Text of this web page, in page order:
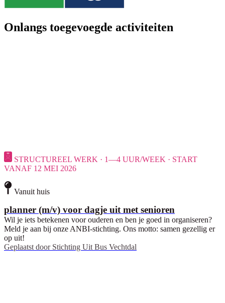
Onlangs toegevoegde activiteiten
STRUCTUREEL WERK · 1—4 UUR/WEEK · START
VANAF 12 MEI 2026
Vanuit huis
planner (m/v) voor dagje uit met senioren
Wil je iets betekenen voor ouderen en ben je goed in organiseren?
Meld je aan bij onze ANBI-stichting. Ons motto: samen gezellig er
op uit!
Geplaatst door Stichting Uit Bus Vechtdal